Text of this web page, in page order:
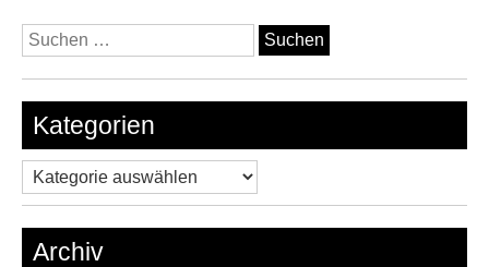
Suchen
nach:
Kategorien
Kategorien
Archiv